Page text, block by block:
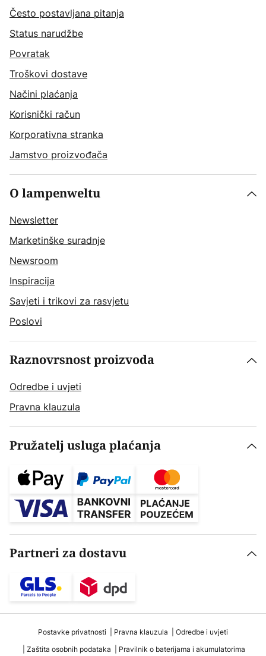
Često postavljana pitanja
Status narudžbe
Povratak
Troškovi dostave
Načini plaćanja
Korisnički račun
Korporativna stranka
Jamstvo proizvođača
O lampenweltu
Newsletter
Marketinške suradnje
Newsroom
Inspiracija
Savjeti i trikovi za rasvjetu
Poslovi
Raznovrsnost proizvoda
Odredbe i uvjeti
Pravna klauzula
Pružatelj usluga plaćanja
Partneri za dostavu
Postavke privatnosti Pravna klauzula
Odredbe i uvjeti
Zaštita osobnih podataka
Pravilnik o baterijama i akumulatorima